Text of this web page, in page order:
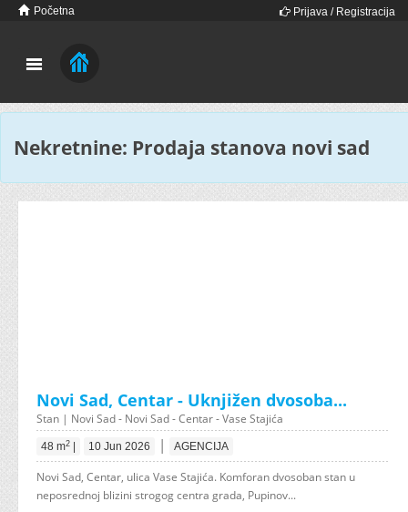
Početna Prijava / Registracija
Nekretnine: Prodaja stanova novi sad
Novi Sad, Centar - Uknjižen dvosoba...
Stan | Novi Sad - Novi Sad - Centar - Vase Stajića
48 m2 10 Jun 2026 | AGENCIJA
Novi Sad, Centar, ulica Vase Stajića. Komforan dvosoban stan u
neposrednoj blizini strogog centra grada, Pupinov...